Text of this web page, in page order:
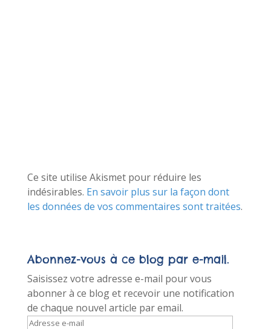
Ce site utilise Akismet pour réduire les
indésirables. En savoir plus sur la façon dont
les données de vos commentaires sont traitées.
Abonnez-vous à ce blog par e-mail.
Saisissez votre adresse e-mail pour vous
abonner à ce blog et recevoir une notification
de chaque nouvel article par email.
Adresse